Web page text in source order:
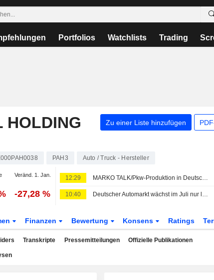
Portfolios Watchlists Trading
HOLDING
Zu einer Liste hinzufügen
PAH3 Auto / Truck - Hersteller
Veränd. 1. Jan.
-27,28 %
12:29 MARKO TALK/Pkw-Produktion in Deutschland sinkt im Juli
10:40 Deutscher Automarkt wächst im Juli nur leicht - BYD erneut mit Absatzsprung
Finanzen Bewertung Konsens Ratings
Transkripte Pressemitteilungen Offizielle Publikationen